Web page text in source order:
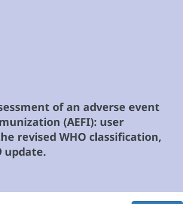
of an adverse event
(‎AEFI)‎: user
revised WHO classification,
update.